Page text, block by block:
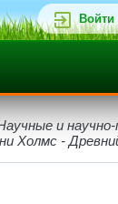
Войти
и научно-
Холмс -